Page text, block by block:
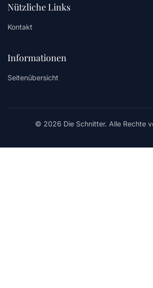
Nützliche Links
Kontakt
Informationen
Seitenübersicht
© 2026 Die Schnitter. Alle Rechte